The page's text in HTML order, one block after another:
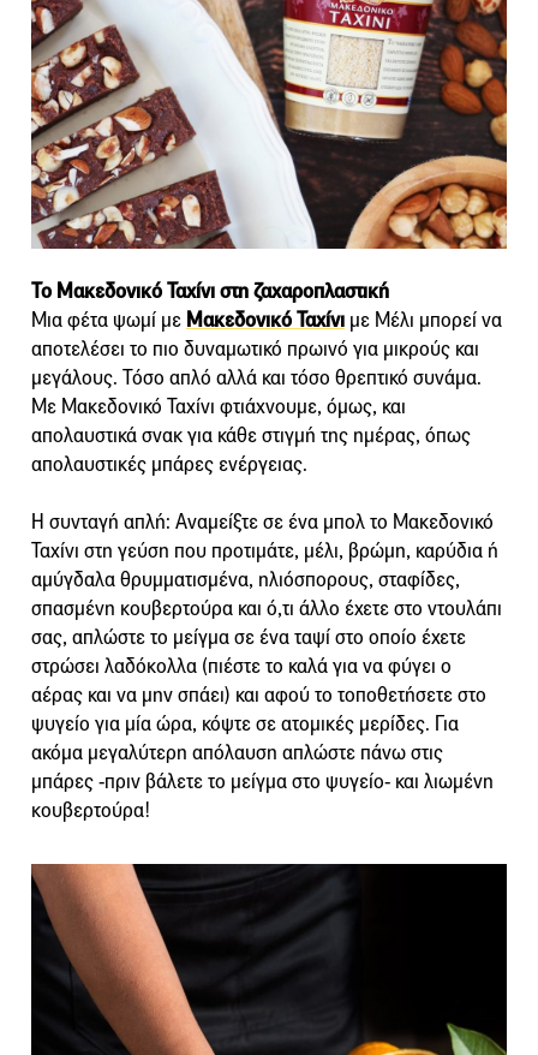
Το Μακεδονικό Ταχίνι στη ζαχαροπλαστική
Μια φέτα ψωμί με Μακεδονικό Ταχίνι με Μέλι μπορεί να
αποτελέσει το πιο δυναμωτικό πρωινό για μικρούς και
μεγάλους. Τόσο απλό αλλά και τόσο θρεπτικό συνάμα.
Με Μακεδονικό Ταχίνι φτιάχνουμε, όμως, και
απολαυστικά σνακ για κάθε στιγμή της ημέρας, όπως
απολαυστικές μπάρες ενέργειας.
Η συνταγή απλή: Αναμείξτε σε ένα μπολ το Μακεδονικό
Ταχίνι στη γεύση που προτιμάτε, μέλι, βρώμη, καρύδια ή
αμύγδαλα θρυμματισμένα, ηλιόσπορους, σταφίδες,
σπασμένη κουβερτούρα και ό,τι άλλο έχετε στο ντουλάπι
σας, απλώστε το μείγμα σε ένα ταψί στο οποίο έχετε
στρώσει λαδόκολλα (πιέστε το καλά για να φύγει ο
αέρας και να μην σπάει) και αφού το τοποθετήσετε στο
ψυγείο για μία ώρα, κόψτε σε ατομικές μερίδες. Για
ακόμα μεγαλύτερη απόλαυση απλώστε πάνω στις
μπάρες -πριν βάλετε το μείγμα στο ψυγείο- και λιωμένη
κουβερτούρα!